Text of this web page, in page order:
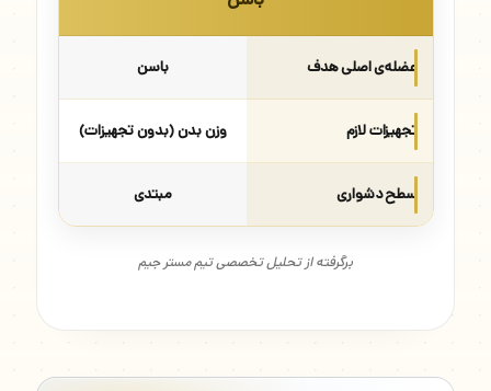
عضله‌ی اصلی هدف باسن
تجهیزات لازم وزن بدن (بدون تجهیزات)
سطح دشواری مبتدی
برگرفته از تحلیل تخصصی تیم مستر جیم